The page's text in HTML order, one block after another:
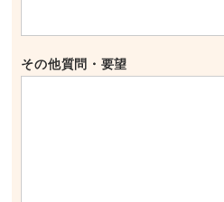
その他質問・要望